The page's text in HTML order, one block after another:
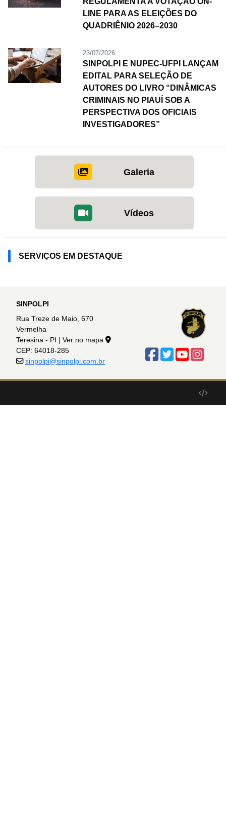
LINE PARA AS ELEIÇÕES DO
QUADRIÊNIO 2026–2030
23/07/2026
SINPOLPI E NUPEC-UFPI LANÇAM
EDITAL PARA SELEÇÃO DE
AUTORES DO LIVRO “DINÂMICAS
CRIMINAIS NO PIAUÍ SOB A
PERSPECTIVA DOS OFICIAIS
INVESTIGADORES”
Galeria
Vídeos
SERVIÇOS EM DESTAQUE
SINPOLPI
Rua Treze de Maio, 670
Vermelha
Teresina - PI | Ver no mapa
CEP: 64018-285
sinpolpi@sinpolpi.com.br